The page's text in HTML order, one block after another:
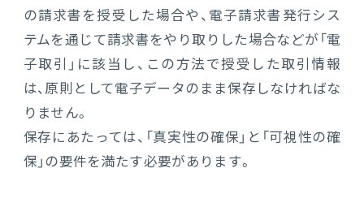
の請求書を授受した場合や、電子請求書発行シス
テムを通じて請求書をやり取りした場合などが「電
子取引」に該当し、この方法で授受した取引情報
は、原則として電子データのまま保存しなければな
りません。
保存にあたっては、「真実性の確保」と「可視性の確
保」の要件を満たす必要があります。